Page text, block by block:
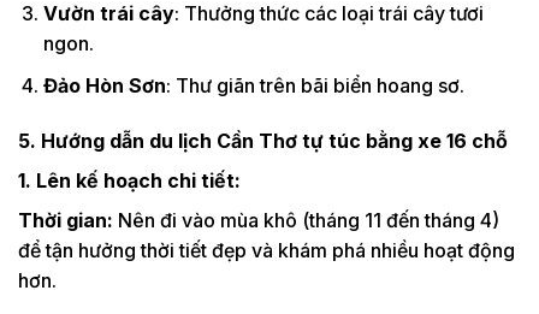
Vườn trái cây: Thưởng thức các loại trái cây tươi
ngon.
Đảo Hòn Sơn: Thư giãn trên bãi biển hoang sơ.
5. Hướng dẫn du lịch Cần Thơ tự túc bằng xe 16 chỗ
1. Lên kế hoạch chi tiết:
Thời gian: Nên đi vào mùa khô (tháng 11 đến tháng 4)
để tận hưởng thời tiết đẹp và khám phá nhiều hoạt động
hơn.